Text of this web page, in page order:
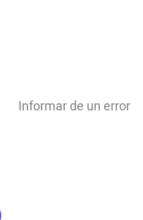
Informar de un error